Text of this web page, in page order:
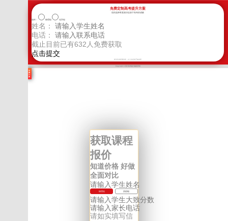
免费定制高考提升方案
您的选择将直接决定孩子高考的成败
选科： 物理组 化学组
姓名：
电话：
截止目前已有632人免费获取
新学高考郑重承诺，以上信息将严格保密
Copyright © 四川高考提分版权所有
学
费
计
算
获取课程
报价
知道价格 好做
全面对比
物理组 历史组
请如实填写信